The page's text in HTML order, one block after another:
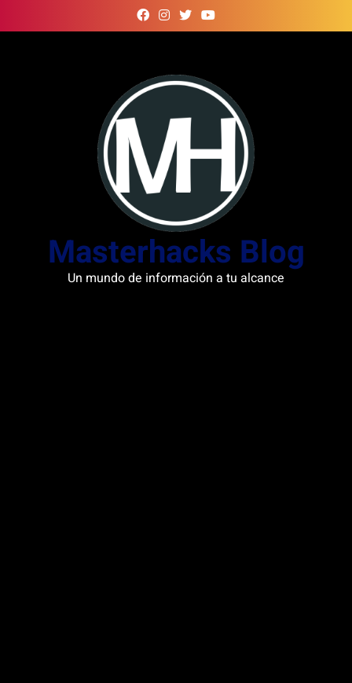
to
Masterhacks Blog
Un mundo de información a tu alcance